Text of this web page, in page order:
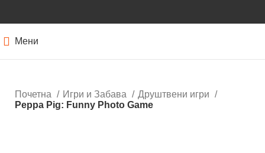
Мени
Почетна Игри и Забава
Друштвени игри
Peppa Pig: Funny Photo Game